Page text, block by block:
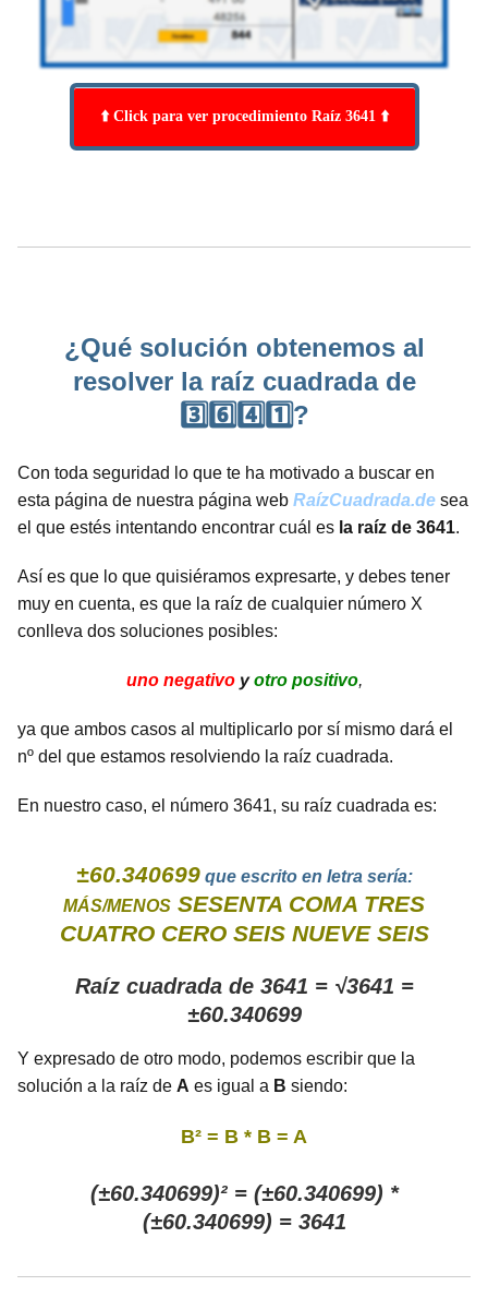
⬆️ Click para ver procedimiento Raíz 3641 ⬆️
¿Qué solución obtenemos al
resolver la raíz cuadrada de
3️⃣6️⃣4️⃣1️⃣?
Con toda seguridad lo que te ha motivado a buscar en
esta página de nuestra página web RaízCuadrada.de sea
el que estés intentando encontrar cuál es la raíz de 3641.
Así es que lo que quisiéramos expresarte, y debes tener
muy en cuenta, es que la raíz de cualquier número X
conlleva dos soluciones posibles:
uno negativoyotro positivo,
ya que ambos casos al multiplicarlo por sí mismo dará el
nº del que estamos resolviendo la raíz cuadrada.
En nuestro caso, el número 3641, su raíz cuadrada es:
±60.340699que escrito en letra sería:
MÁS/MENOS SESENTA COMA TRES
CUATRO CERO SEIS NUEVE SEIS
Raíz cuadrada de 3641 = √3641 =
±60.340699
Y expresado de otro modo, podemos escribir que la
solución a la raíz de A es igual a B siendo:
B² = B * B = A
(±60.340699)² = (±60.340699) *
(±60.340699) = 3641